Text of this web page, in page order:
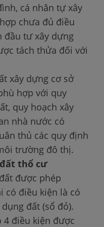
cá nhân tự xây
chưa đủ điều
đầu tư xây dựng
tách thửa đối với
xây dựng cơ sở
hợp với quy
quy hoạch xây
nhà nước có
thủ các quy định
trường đô thị.
thổ cư
được phép
có điều kiện là có
đất (sổ đỏ).
4 điều kiện được